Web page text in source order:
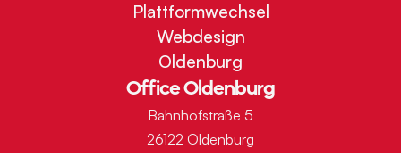
Plattformwechsel
Webdesign
Oldenburg
Office Oldenburg
Bahnhofstraße 5
26122 Oldenburg